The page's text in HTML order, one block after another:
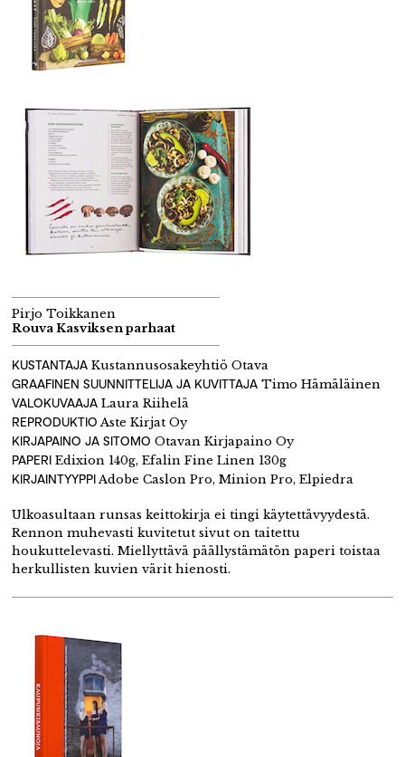
Pirjo Toikkanen
Rouva Kasviksen parhaat
KUSTANTAJA Kustannusosakeyhtiö Otava
GRAAFINEN SUUNNITTELIJA JA KUVITTAJA Timo Hämäläinen
VALOKUVAAJA Laura Riihelä
REPRODUKTIOAste Kirjat Oy
KIRJAPAINO JA SITOMO Otavan Kirjapaino Oy
PAPERI Edixion 140g, Efalin Fine Linen 130g
KIRJAINTYYPPIAdobe Caslon Pro, Minion Pro, Elpiedra
Ulkoasultaan runsas keittokirja ei tingi käytettävyydestä.
Rennon muhevasti kuvitetut sivut on taitettu
houkuttelevasti. Miellyttävä päällystämätön paperi toistaa
herkullisten kuvien värit hienosti.